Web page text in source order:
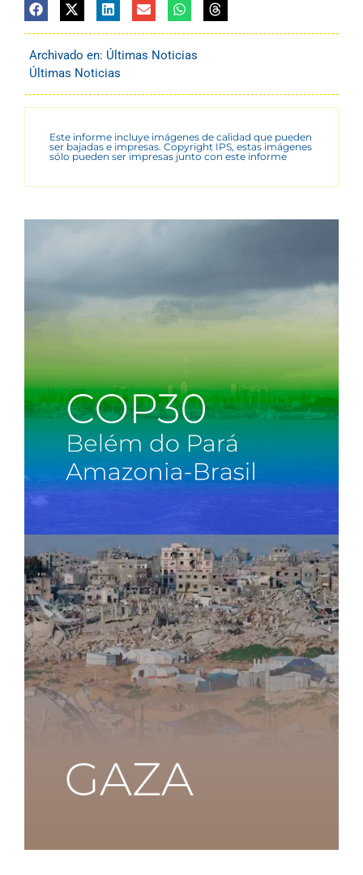
Archivado en: Últimas Noticias
Últimas Noticias
Este informe incluye imágenes de calidad que pueden
ser bajadas e impresas. Copyright IPS, estas imágenes
sólo pueden ser impresas junto con este informe